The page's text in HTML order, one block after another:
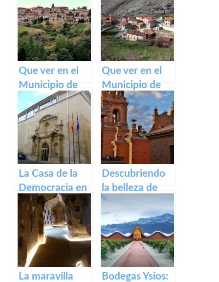
Santiago
Francés
Rioja
Que ver en el
Municipio de
Lumbreras de
Cameros de La
Rioja
Que ver en el
Municipio de
Gallinero de
Cameros de La
Rioja
La Casa de la
Democracia en
Logroño: El
Parlamento de
La Rioja
Descubriendo
la belleza de
Alfaro: un
recorrido por el
pueblo riojano
La maravilla
Bodegas Ysios: